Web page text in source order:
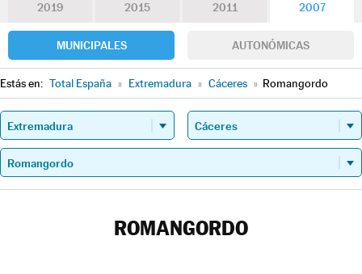
2019 2015 2011 2007
MUNICIPALES AUTONÓMICAS
Estás en: Total España » Extremadura » Cáceres » Romangordo
ROMANGORDO